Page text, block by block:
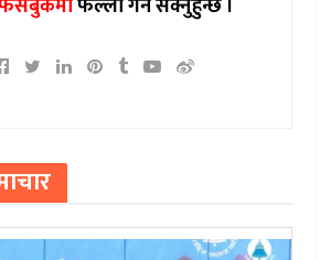
फल्लो गर्न सक्नुहुन्छ ।